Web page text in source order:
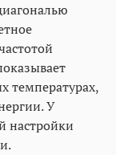
температурах,
У
настройки